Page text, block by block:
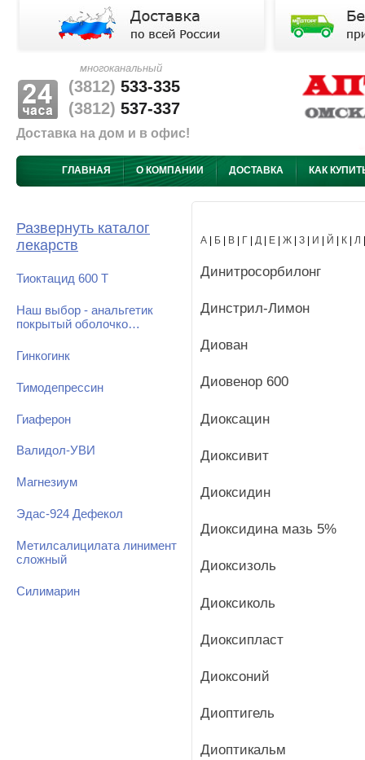
многоканальный
(3812) 533-335
(3812) 537-337
Доставка на дом и в офис!
ГЛАВНАЯ О КОМПАНИИ ДОСТАВКА КАК
Развернуть каталог
лекарств
Тиоктацид 600 Т
Наш выбор - анальгетик
покрытый оболочко…
Гинкогинк
Тимодепрессин
Гиаферон
Валидол-УВИ
Магнезиум
Эдас-924 Дефекол
Метилсалицилата линимент
сложный
Силимарин
А Б В Г Д Е Ж З И Й К Л
Динитросорбилонг
Динстрил-Лимон
Диован
Диовенор 600
Диоксацин
Диоксивит
Диоксидин
Диоксидина мазь 5%
Диоксизоль
Диоксиколь
Диоксипласт
Диоксоний
Диоптигель
Диоптикальм